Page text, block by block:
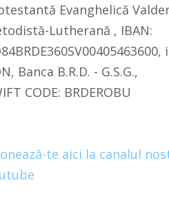
Evanghelică
Lutherană , IBAN:
Banca B.R.D. - G.S.G.,
CODE: BRDEROBU
te aici la canalul